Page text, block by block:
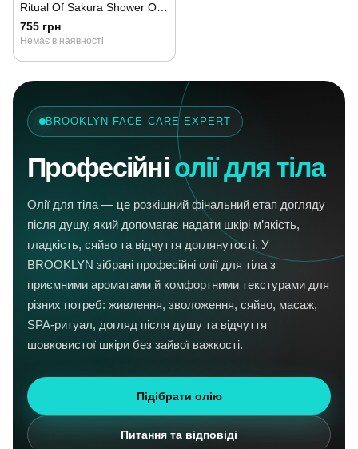
Ritual Of Sakura Shower Oil
200 мл
755 грн
Немає в наявності
BROOKLYN FACE CARE EXPERT
Професійні олії для тіла
Олії для тіла — це розкішний фінальний етап догляду
після душу, який допомагає надати шкірі м’якість,
гладкість, сяйво та відчуття доглянутості. У
BROOKLYN зібрані професійні олії для тіла з
приємними ароматами й комфортними текстурами для
різних потреб: живлення, зволоження, сяйво, масаж,
SPA-ритуал, догляд після душу та відчуття
шовковистої шкіри без зайвої важкості.
Підібрати олію
Питання та відповіді